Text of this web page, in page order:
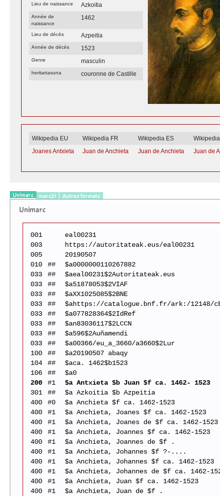
Lieu de naissance Azkoitia
Année de
naissance
1462
Lieu de décès Azpeitia
Année de décès 1523
Genre masculin
heritartasuna couronne de Castille
Wikipedia EU Wikipedia FR Wikipedia ES
Joanes Antxieta
Juan de Anchieta Juan de Anchieta Juan de
Unimarc marc21 Autres formats
Unimarc
001
eal00231
003
https://autoritateak.eus/eal00231
005
20190507
010
##
$a0000000110267882
033
##
$aeal00231$2Autoritateak.eus
033
##
$a51878053$2VIAF
033
##
$aXX1025085$2BNE
033
##
$ahttps://catalogue.bnf.fr/ark:/12148/
033
##
$a077828364$2IdRef
033
##
$an83036117$2LCCN
033
##
$a596$2Auñamendi
033
##
$a00366/eu_a_3660/a3660$2Lur
100
##
$a20190507 abaqy
104
##
$aca. 1462$b1523
106
##
$a0
200
#1
$a Antxieta $b Juan $f ca. 1462- 1523
301
##
$a Azkoitia $b Azpeitia
400
#0
$a Anchieta $f ca. 1462-1523
400
#1
$a Anchieta, Joanes $f ca. 1462-1523
400
#1
$a Anchieta, Joanes de $f ca. 1462-1523
400
#1
$a Anchieta, Joannes $f ca. 1462-1523
400
#1
$a Anchieta, Joannes de $f .
400
#1
$a Anchieta, Johannes $f ?-....
400
#1
$a Anchieta, Johannes $f ca. 1462-1523
400
#1
$a Anchieta, Johannes de $f ca. 1462-
400
#1
$a Anchieta, Juan $f ca. 1462-1523
400
#1
$a Anchieta, Juan de $f .